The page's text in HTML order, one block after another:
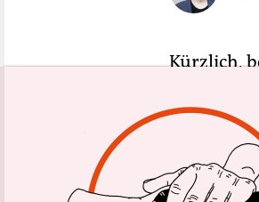
Kürzlich,
Gomes’
schaut
den
betreten.